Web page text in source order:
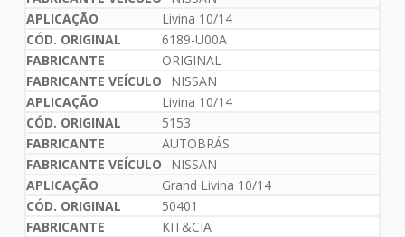
Livina 10/14
6189-U00A
ORIGINAL
NISSAN
Livina 10/14
5153
AUTOBRÁS
NISSAN
Grand Livina 10/14
50401
KIT&CIA